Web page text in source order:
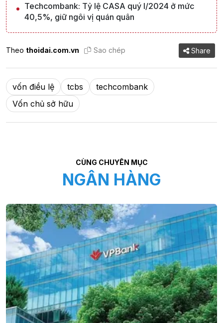
Techcombank: Tỷ lệ CASA quý I/2024 ở mức
40,5%, giữ ngôi vị quán quân
Theo thoidai.com.vn Sao chép Share
vốn điều lệ tcbs
techcombank
Vốn chủ sở hữu
CÙNG CHUYÊN MỤC
NGÂN HÀNG